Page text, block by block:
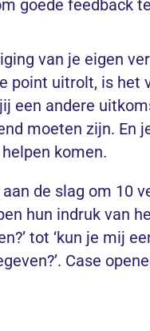
goede feedback
van je eigen
point uitrolt, is het
een andere
moeten zijn. En
komen.
de slag om 10
hun indruk van
tot ‘kun je mij
Case